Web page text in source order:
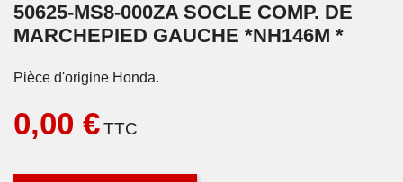
50625-MS8-000ZA SOCLE COMP. DE
MARCHEPIED GAUCHE *NH146M *
Pièce d'origine Honda.
0,00 €TTC